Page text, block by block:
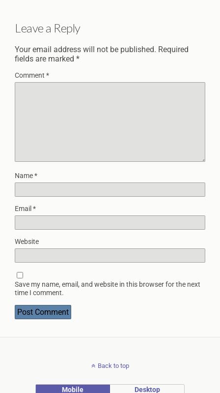
Leave a Reply
Your email address will not be published. Required
fields are marked *
Comment *
Name*
Email *
Website
Save my name, email, and website in this browser for the next
time I comment.
Back to top
Mobile Desktop